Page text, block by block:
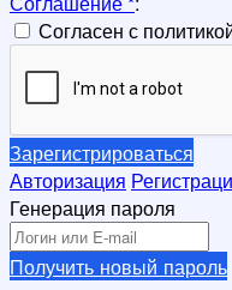
Согласен с
Зарегистрироваться
Авторизация
Генерация пароля
Получить новый пароль